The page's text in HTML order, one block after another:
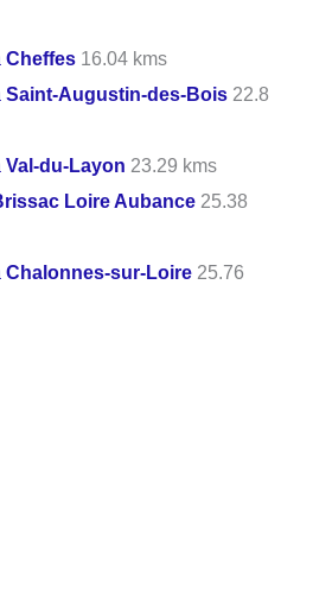
Cheffes 16.04 kms
Saint-Augustin-des-Bois 22.8
Val-du-Layon 23.29 kms
Loire Aubance 25.38
Chalonnes-sur-Loire 25.76